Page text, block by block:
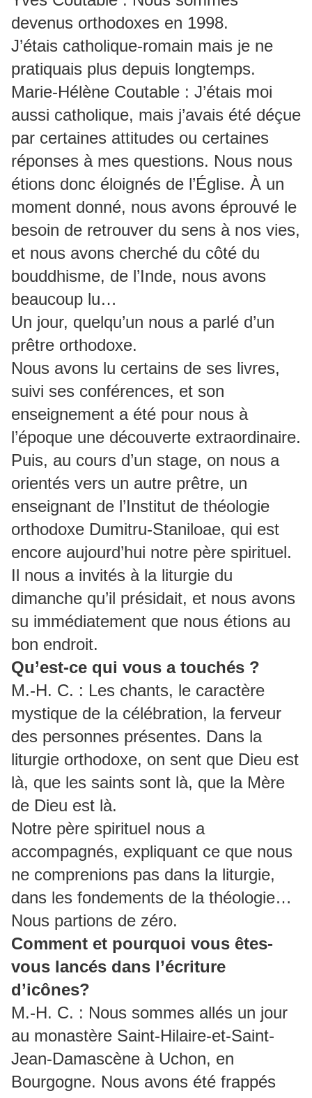
devenus orthodoxes en 1998.
J’étais catholique-romain mais je ne
pratiquais plus depuis longtemps.
Marie-Hélène Coutable : J’étais moi
aussi catholique, mais j’avais été déçue
par certaines attitudes ou certaines
réponses à mes questions. Nous nous
étions donc éloignés de l’Église. À un
moment donné, nous avons éprouvé le
besoin de retrouver du sens à nos vies,
et nous avons cherché du côté du
bouddhisme, de l’Inde, nous avons
beaucoup lu…
Un jour, quelqu’un nous a parlé d’un
prêtre orthodoxe.
Nous avons lu certains de ses livres,
suivi ses conférences, et son
enseignement a été pour nous à
l’époque une découverte extraordinaire.
Puis, au cours d’un stage, on nous a
orientés vers un autre prêtre, un
enseignant de l’Institut de théologie
orthodoxe Dumitru-Staniloae, qui est
encore aujourd’hui notre père spirituel.
Il nous a invités à la liturgie du
dimanche qu’il présidait, et nous avons
su immédiatement que nous étions au
bon endroit.
Qu’est-ce qui vous a touchés ?
M.-H. C. : Les chants, le caractère
mystique de la célébration, la ferveur
des personnes présentes. Dans la
liturgie orthodoxe, on sent que Dieu est
là, que les saints sont là, que la Mère
de Dieu est là.
Notre père spirituel nous a
accompagnés, expliquant ce que nous
ne comprenions pas dans la liturgie,
dans les fondements de la théologie…
Nous partions de zéro.
Comment et pourquoi vous êtes-
vous lancés dans l’écriture
d’icônes?
M.-H. C. : Nous sommes allés un jour
au monastère Saint-Hilaire-et-Saint-
Jean-Damascène à Uchon, en
Bourgogne. Nous avons été frappés